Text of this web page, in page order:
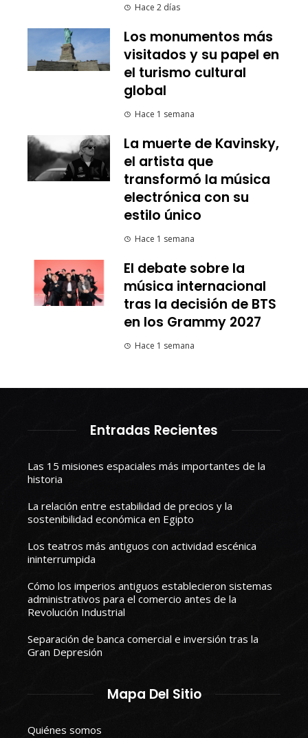
Hace 2 días
Los monumentos más
visitados y su papel en
el turismo cultural
global
Hace 1 semana
La muerte de Kavinsky,
el artista que
transformó la música
electrónica con su
estilo único
Hace 1 semana
El debate sobre la
música internacional
tras la decisión de BTS
en los Grammy 2027
Hace 1 semana
Entradas Recientes
Las 15 misiones espaciales más importantes de la
historia
La relación entre estabilidad de precios y la
sostenibilidad económica en Egipto
Los teatros más antiguos con actividad escénica
ininterrumpida
Cómo los imperios antiguos establecieron sistemas
administrativos para el comercio antes de la
Revolución Industrial
Separación de banca comercial e inversión tras la
Gran Depresión
Mapa Del Sitio
Quiénes somos